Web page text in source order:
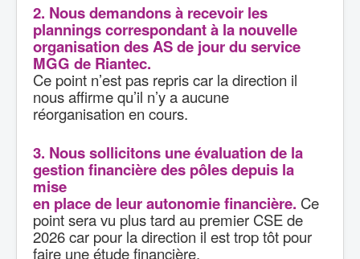
2. Nous demandons à recevoir les
plannings correspondant à la nouvelle
organisation des AS de jour du service
MGG de Riantec.
Ce point n’est pas repris car la direction il
nous affirme qu’il n’y a aucune
réorganisation en cours.
3. Nous sollicitons une évaluation de la
gestion financière des pôles depuis la
mise
en place de leur autonomie financière. Ce
point sera vu plus tard au premier CSE de
2026 car pour la direction il est trop tôt pour
faire une étude financière.